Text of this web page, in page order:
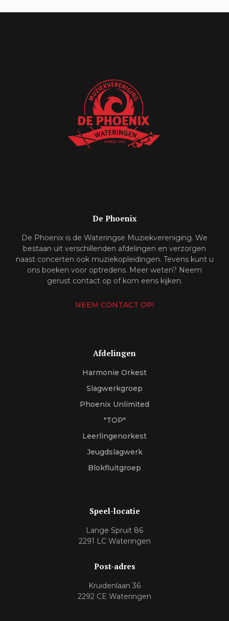
De Phoenix
De Phoenix is de Wateringse Muziekvereniging. We
bestaan uit verschillenden afdelingen en verzorgen
naast concerten ook muziekopleidingen. Tevens kunt u
ons boeken voor optredens. Meer weten? Neem
gerust contact op of kom eens kijken.
NEEM CONTACT OP!
Afdelingen
Harmonie Orkest
Slagwerkgroep
Phoenix Unlimited
"TOP"
Leerlingenorkest
Jeugdslagwerk
Blokfluitgroep
Speel-locatie
Lange Spruit 86
2291 LC Wateringen
Post-adres
Kruidenlaan 36
2292 CE Wateringen